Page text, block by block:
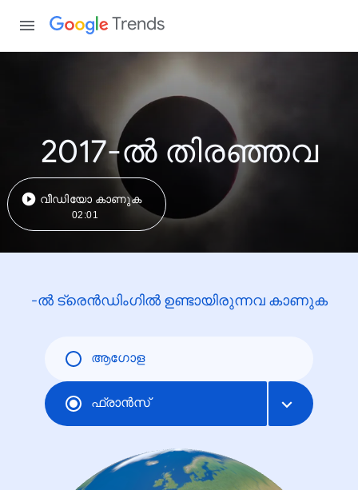
Trends
2017-ൽ തിരഞ്ഞവ
വീഡിയോ കാണുക
02:01
-ൽ ട്രെൻഡിംഗിൽ ഉണ്ടായിരുന്നവ കാണുക
ആഗോള
ഫ്രാന്‍സ്